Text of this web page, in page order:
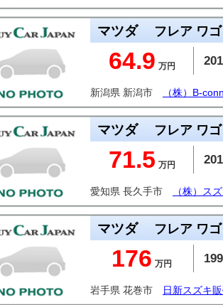
マツダ フレア ワ
64.9 万円
新潟県 新潟市 （株）B-
マツダ フレア ワ
71.5 万円
愛知県 長久手市 （株）ス
マツダ フレア ワ
176 万円
岩手県 花巻市 日新スズキ